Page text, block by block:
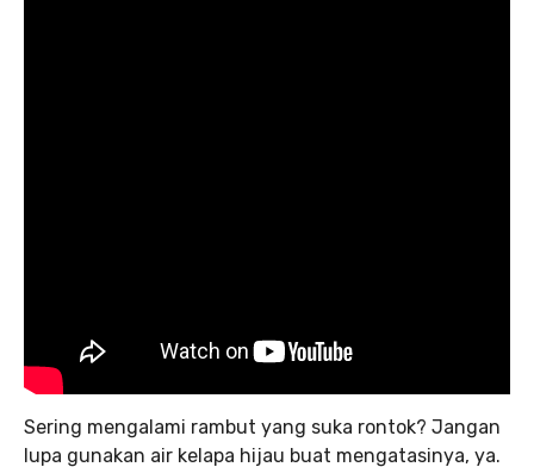
Sering mengalami rambut yang suka rontok? Jangan
lupa gunakan air kelapa hijau buat mengatasinya, ya.